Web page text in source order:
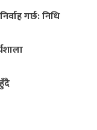
गर्छ: निधि